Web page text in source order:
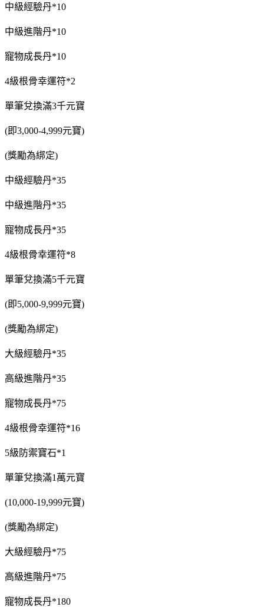
中級經驗丹*10
中級進階丹*10
寵物成長丹*10
4級根骨幸運符*2
單筆兌換滿3千元寶
(即3,000-4,999元寶)
(獎勵為綁定)
中級經驗丹*35
中級進階丹*35
寵物成長丹*35
4級根骨幸運符*8
單筆兌換滿5千元寶
(即5,000-9,999元寶)
(獎勵為綁定)
大級經驗丹*35
高級進階丹*35
寵物成長丹*75
4級根骨幸運符*16
5級防禦寶石*1
單筆兌換滿1萬元寶
(10,000-19,999元寶)
(獎勵為綁定)
大級經驗丹*75
高級進階丹*75
寵物成長丹*180